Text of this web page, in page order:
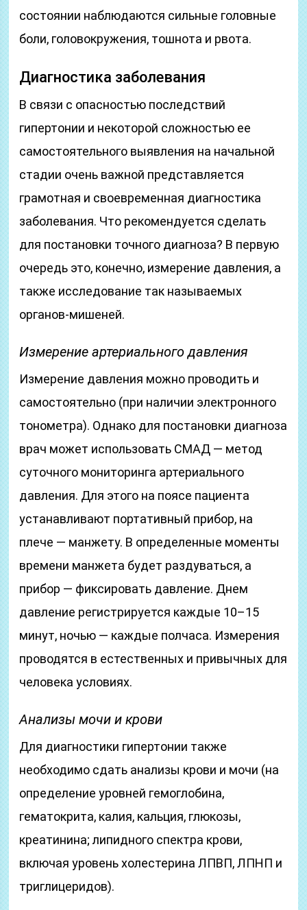
состоянии наблюдаются сильные головные
боли, головокружения, тошнота и рвота.
Диагностика заболевания
В связи с опасностью последствий
гипертонии и некоторой сложностью ее
самостоятельного выявления на начальной
стадии очень важной представляется
грамотная и своевременная диагностика
заболевания. Что рекомендуется сделать
для постановки точного диагноза? В первую
очередь это, конечно, измерение давления, а
также исследование так называемых
органов-мишеней.
Измерение артериального давления
Измерение давления можно проводить и
самостоятельно (при наличии электронного
тонометра). Однако для постановки диагноза
врач может использовать СМАД — метод
суточного мониторинга артериального
давления. Для этого на поясе пациента
устанавливают портативный прибор, на
плече — манжету. В определенные моменты
времени манжета будет раздуваться, а
прибор — фиксировать давление. Днем
давление регистрируется каждые 10–15
минут, ночью — каждые полчаса. Измерения
проводятся в естественных и привычных для
человека условиях.
Анализы мочи и крови
Для диагностики гипертонии также
необходимо сдать анализы крови и мочи (на
определение уровней гемоглобина,
гематокрита, калия, кальция, глюкозы,
креатинина; липидного спектра крови,
включая уровень холестерина ЛПВП, ЛПНП и
триглицеридов).